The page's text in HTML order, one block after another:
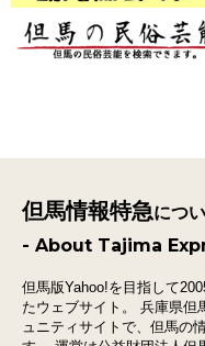
但馬情報特急につ
- About Tajima
但馬版Yahoo!を目指して
たウェブサイト。
兵庫県但
ュニティサイトで、 但馬の